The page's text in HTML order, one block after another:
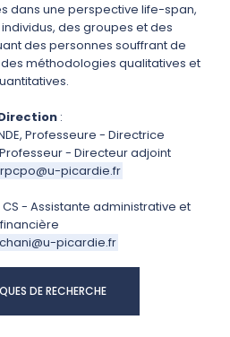
dans une perspective life-span,
des groupes et des
des personnes souffrant de
méthodologies qualitatives et
:
Professeure - Directrice
Professeur - Directeur adjoint
picardie.fr
CS - Assistante administrative et
financière
picardie.fr
DE RECHERCHE